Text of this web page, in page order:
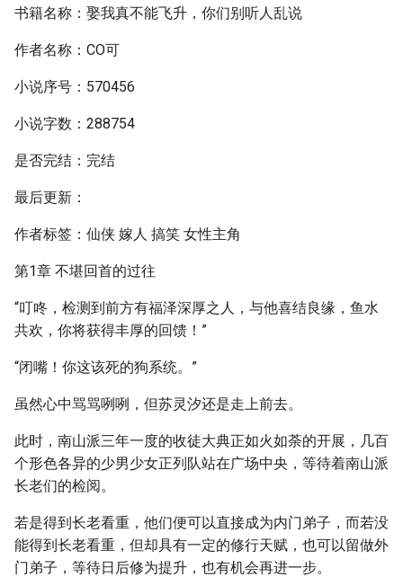
书籍名称：娶我真不能飞升，你们别听人乱说
作者名称：CO可
小说序号：570456
小说字数：288754
是否完结：完结
最后更新：
作者标签：仙侠 嫁人 搞笑 女性主角
第1章 不堪回首的过往
“叮咚，检测到前方有福泽深厚之人，与他喜结良缘，鱼水
共欢，你将获得丰厚的回馈！”
“闭嘴！你这该死的狗系统。”
虽然心中骂骂咧咧，但苏灵汐还是走上前去。
此时，南山派三年一度的收徒大典正如火如荼的开展，几百
个形色各异的少男少女正列队站在广场中央，等待着南山派
长老们的检阅。
若是得到长老看重，他们便可以直接成为内门弟子，而若没
能得到长老看重，但却具有一定的修行天赋，也可以留做外
门弟子，等待日后修为提升，也有机会再进一步。